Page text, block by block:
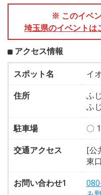
※ このイベ
埼玉県のイベントは
アクセス情報
スポット名
イ
住所
ふ
ふ
駐車場
〇
交通アクセス
[公
東
お問い合わせ1